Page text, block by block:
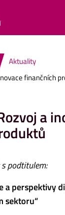
Aktuality
finančních
a
podtitulem:
a perspektivy
sektoru“